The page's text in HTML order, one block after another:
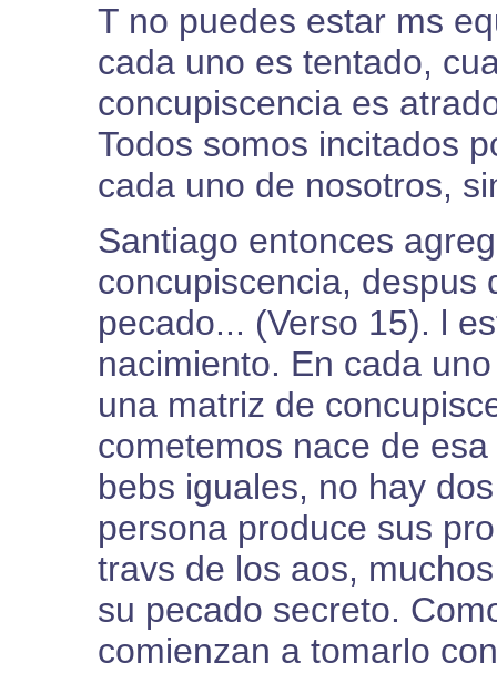
T no puedes estar ms
cada uno es tentado,
concupiscencia es
Todos somos incitados
cada uno de nosotros,
Santiago entonces
concupiscencia, despus
pecado... (Verso 15). l
nacimiento. En cada
una matriz de
cometemos nace de
bebs iguales, no hay
persona produce sus
travs de los aos,
su pecado secreto.
comienzan a tomarlo